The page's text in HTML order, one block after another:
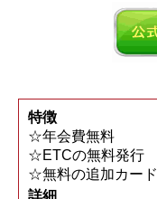
特徴
☆年会費無料
☆ETCの無料発行
☆無料の追加カード
詳細